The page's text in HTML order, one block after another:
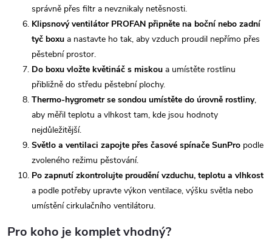
správně přes filtr a nevznikaly netěsnosti.
Klipsnový ventilátor PROFAN připněte na boční nebo zadní
tyč boxu a nastavte ho tak, aby vzduch proudil nepřímo přes
pěstební prostor.
Do boxu vložte květináč s miskou a umístěte rostlinu
přibližně do středu pěstební plochy.
Thermo-hygrometr se sondou umístěte do úrovně rostliny,
aby měřil teplotu a vlhkost tam, kde jsou hodnoty
nejdůležitější.
Světlo a ventilaci zapojte přes časové spínače SunPro podle
zvoleného režimu pěstování.
Po zapnutí zkontrolujte proudění vzduchu, teplotu a vlhkost
a podle potřeby upravte výkon ventilace, výšku světla nebo
umístění cirkulačního ventilátoru.
Pro koho je komplet vhodný?